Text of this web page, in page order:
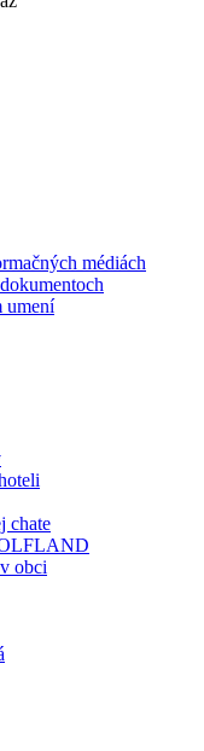
médiách
umení
chate
obci